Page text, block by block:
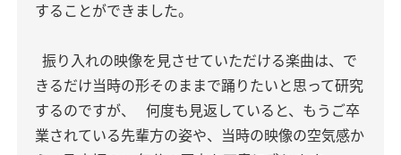
することができました。
振り入れの映像を見させていただける楽曲は、で
きるだけ当時の形そのままで踊りたいと思って研究
するのですが、
何度も見返していると、もうご卒
業されている先輩方の姿や、当時の映像の空気感か